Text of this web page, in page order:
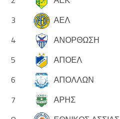
3
ΑΕΛ
4
ΑΝΟΡΘΩΣΗ
5
ΑΠΟΕΛ
6
ΑΠΟΛΛΩΝ
7
ΑΡΗΣ